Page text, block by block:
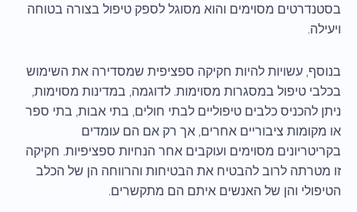
בסטנדרטים מסוימים והוא מסוגל לספק טיפול בצורה בטוחה
ויעילה.
בנוסף, עשויות להיות חקיקה ספציפית שמסדירה את השימוש
בכלבי טיפול במסגרות מסוימות. לדוגמה, במדינות מסוימות,
ניתן להכניס כלבים טיפוליים לבתי חולים, בתי אבות, בתי ספר
או מקומות ציבוריים אחרים, אך רק אם הם עומדים
בקריטריונים מסוימים ועוקבים אחר הנחיות ספציפיות. חקיקה
זו מטרתה לרוב להבטיח את הבטיחות והרווחה הן של הכלב
הטיפולי והן של האנשים איתם הם מתקשרים.